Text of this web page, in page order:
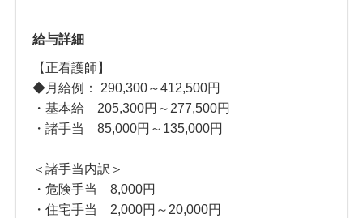
給与詳細
【正看護師】
◆月給例： 290,300～412,500円
・基本給 205,300円～277,500円
・諸手当 85,000円～135,000円
＜諸手当内訳＞
・危険手当 8,000円
・住宅手当 2,000円～20,000円